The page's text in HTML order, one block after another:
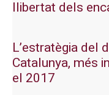
llibertat dels
L’estratègia del
Catalunya, més
el 2017